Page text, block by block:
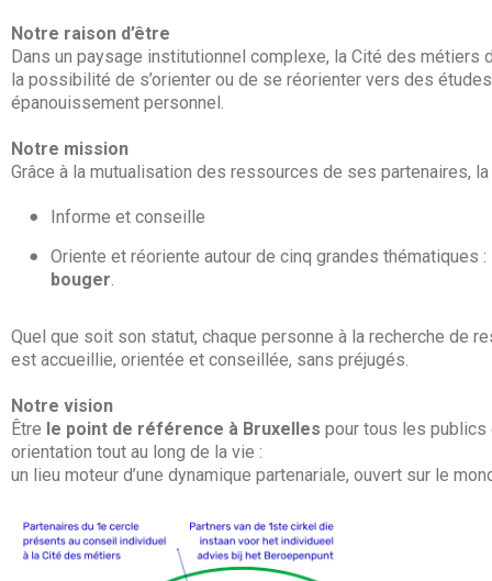
Notre raison d’être
Dans un paysage institutionnel complexe, la Cité des
la possibilité de s’orienter ou de se réorienter vers des
épanouissement personnel.
Notre mission
Grâce à la mutualisation des ressources de ses partenaires,
Informe et conseille
Oriente et réoriente autour de cinq grandes thématiques :
bouger.
Quel que soit son statut, chaque personne à la recherche de
est accueillie, orientée et conseillée, sans préjugés.
Notre vision
Être le point de référence à Bruxelles pour tous les publics
orientation tout au long de la vie :
un lieu moteur d’une dynamique partenariale, ouvert sur le